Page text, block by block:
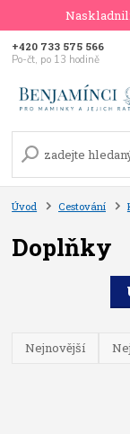
+420 733 575 566
Po-čt, po 13 hodině
Úvod Cestování
Doplňky
Nejnovější